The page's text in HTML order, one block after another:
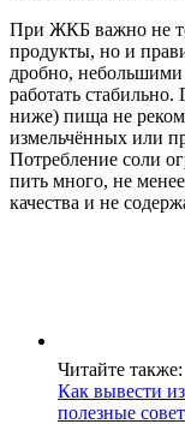
При ЖКБ важно не
продукты, но и
дробно,
работать
ниже) пища не
измельчённых или
Потребление соли
пить много, не
качества и не
Читайте также:
Как вывести
полезные